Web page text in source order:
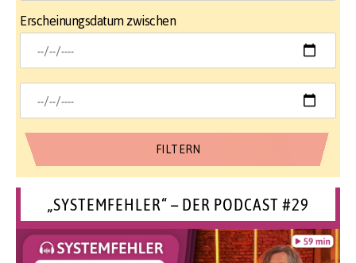
Erscheinungsdatum zwischen
„SYSTEMFEHLER“ – DER PODCAST #29